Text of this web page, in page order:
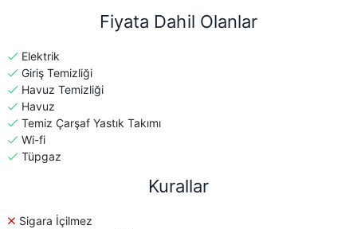
Fiyata Dahil Olanlar
Elektrik
Giriş Temizliği
Havuz Temizliği
Havuz
Temiz Çarşaf Yastık Takımı
Wi-fi
Tüpgaz
Kurallar
Sigara İçilmez